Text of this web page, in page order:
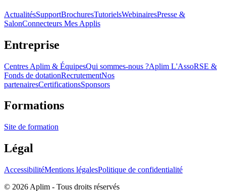
ActualitésSupportBrochuresTutorielsWebinairesPresse &
SalonConnecteurs Mes Applis
Entreprise
Centres Aplim & ÉquipesQui sommes-nous ?Aplim L'AssoRSE &
Fonds de dotationRecrutementNos
partenairesCertificationsSponsors
Formations
Site de formation
Légal
AccessibilitéMentions légalesPolitique de confidentialité
© 2026 Aplim - Tous droits réservés